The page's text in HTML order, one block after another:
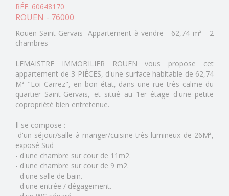
RÉF. 60648170
ROUEN - 76000
Rouen Saint-Gervais- Appartement à vendre - 62,74 m² - 2
chambres
LEMAISTRE IMMOBILIER ROUEN vous propose cet
appartement de 3 PIÈCES, d'une surface habitable de 62,74
M² "Loi Carrez", en bon état, dans une rue très calme du
quartier Saint-Gervais, et situé au 1er étage d'une petite
copropriété bien entretenue.
Il se compose :
-d'un séjour/salle à manger/cuisine très lumineux de 26M²,
exposé Sud
- d'une chambre sur cour de 11m2.
- d'une chambre sur cour de 9 m2.
- d'une salle de bain.
- d'une entrée / dégagement.